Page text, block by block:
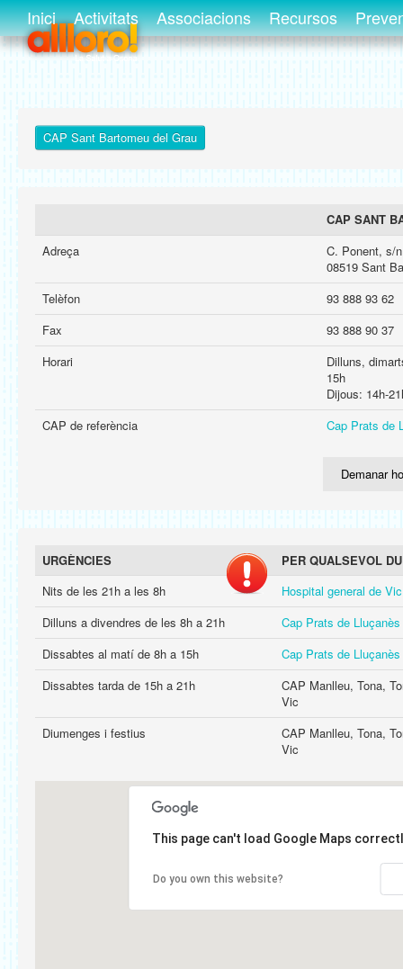
Inici Activitats Associacions Recursos
CAP Sant Bartomeu del Grau
CAP SANT
Adreça
C. Ponent, s/n
08519 Sant
Telèfon
93 888 93 62
Fax
93 888 90 37
Horari
Dilluns,
15h
Dijous: 14h-
CAP de referència
Cap Prats de
Demanar
URGÈNCIES
PER QUALSEVOL
Nits de les 21h a les 8h
Hospital general de Vic
Dilluns a divendres de les 8h a 21h
Cap Prats de Lluçanès
Dissabtes al matí de 8h a 15h
Cap Prats de Lluçanès
Dissabtes tarda de 15h a 21h
CAP Manlleu, Tona,
Vic
Diumenges i festius
CAP Manlleu, Tona,
Vic
This page can't load Google Maps
Do you own this website?